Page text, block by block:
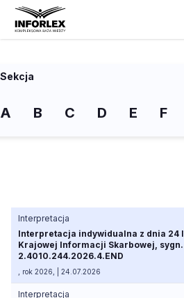
Sekcja
A B C D E F
Interpretacja
Interpretacja indywidualna z dnia 24
Krajowej Informacji Skarbowej, sygn.
2.4010.244.2026.4.END
, rok 2026, | 24.07.2026
Interpretacja